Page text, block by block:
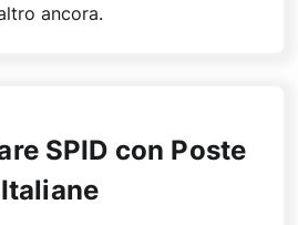
ancora.
SPID con Poste
Italiane